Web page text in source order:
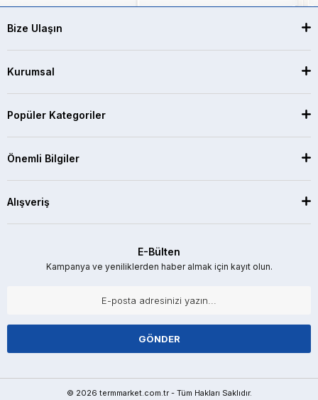
Bize Ulaşın
Kurumsal
Popüler Kategoriler
Önemli Bilgiler
Alışveriş
E-Bülten
Kampanya ve yeniliklerden haber almak için kayıt olun.
GÖNDER
© 2026 termmarket.com.tr - Tüm Hakları Saklıdır.